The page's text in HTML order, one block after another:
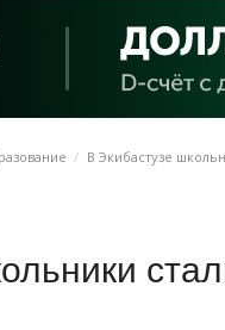
В Экибастузе